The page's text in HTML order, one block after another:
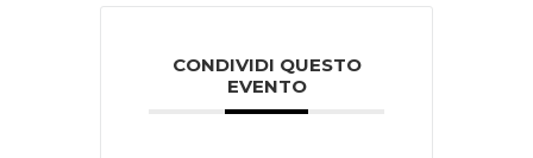
CONDIVIDI QUESTO
EVENTO